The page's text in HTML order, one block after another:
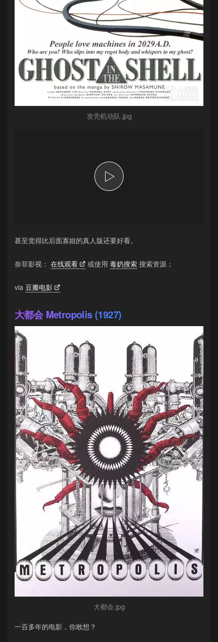
攻壳机动队.jpg
甚至觉得比后面寡姐的真人版还要好看。
奈菲影视： 在线观看 或使用 毒奶搜索 搜索资源；
via 豆瓣电影
大都会 Metropolis (1927)
大都会.jpg
一百多年的电影，你敢想？